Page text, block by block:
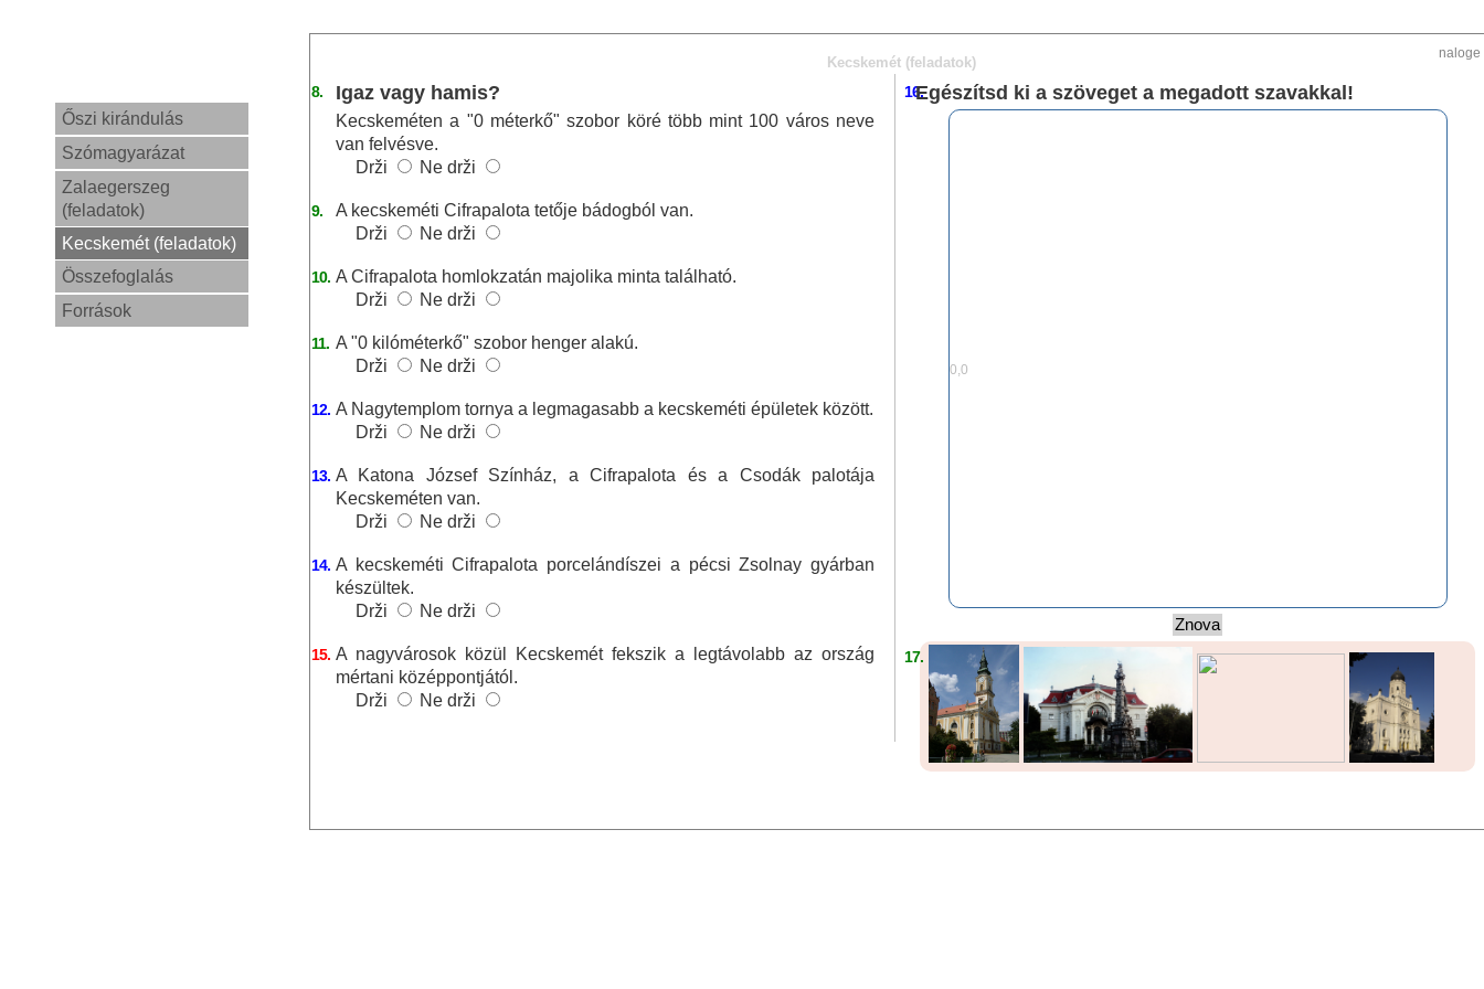
Őszi kirándulás
Szómagyarázat
Zalaegerszeg
(feladatok)
Kecskemét (feladatok)
Összefoglalás
Források
naloge
Kecskemét (feladatok)
8. Igaz vagy hamis?
Kecskeméten a "0 méterkő" szobor köré több mint 100 város neve
van felvésve.
Drži
Ne drži
9.
A kecskeméti Cifrapalota tetője bádogból van.
Drži
Ne drži
10. A Cifrapalota homlokzatán majolika minta található.
Drži
Ne drži
11. A "0 kilóméterkő" szobor henger alakú.
Drži
Ne drži
12. A Nagytemplom tornya a legmagasabb a kecskeméti épületek között.
Drži
Ne drži
13. A Katona József Színház, a Cifrapalota és a Csodák palotája
Kecskeméten van.
Drži
Ne drži
14. A kecskeméti Cifrapalota porcelándíszei a pécsi Zsolnay gyárban
készültek.
Drži
Ne drži
15. A nagyvárosok közül Kecskemét fekszik a legtávolabb az ország
mértani középpontjától.
Drži
Ne drži
16.Egészítsd ki a szöveget a megadott szavakkal!
0,0
17.